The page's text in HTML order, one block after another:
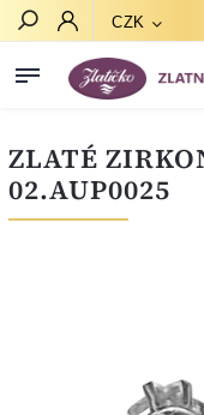
CZK
ZLATÉ
02.AUP0025